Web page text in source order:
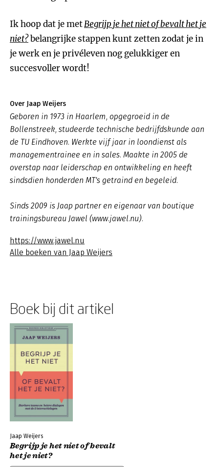
Ik hoop dat je metBegrijp je het niet of bevalt het je
niet?belangrijke stappen kunt zetten zodat je in
je werk en je privéleven nog gelukkiger en
succesvoller wordt!
Over Jaap Weijers
Geboren in 1973 in Haarlem, opgegroeid in de
Bollenstreek, studeerde technische bedrijfdskunde aan
de TU Eindhoven. Werkte vijf jaar in loondienst als
managementrainee en in sales. Maakte in 2005 de
overstap naar leiderschap en ontwikkeling en heeft
sindsdien honderden MT's getraind en begeleid.
Sinds 2009 is Jaap partner en eigenaar van boutique
trainingsbureau Jawel (www.jawel.nu).
https://www.jawel.nu
Alle boeken van Jaap Weijers
Boek bij dit artikel
Jaap Weijers
Begrijp je het niet of bevalt
het je niet?